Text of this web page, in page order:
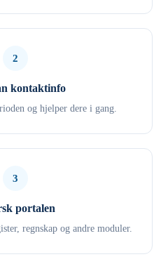
2
kontaktinfo
og hjelper dere i gang.
3
portalen
regnskap og andre moduler.